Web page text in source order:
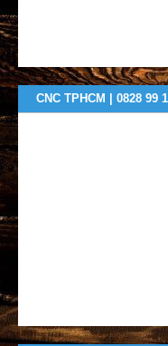
CNC TPHCM | 0828 99